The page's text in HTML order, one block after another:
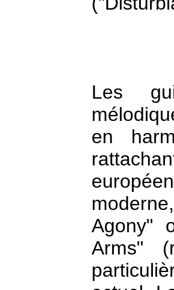
Les
en
Agony"
Arms"